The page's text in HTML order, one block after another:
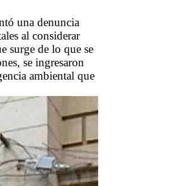
una denuncia
al considerar
surge de lo que se
se ingresaron
ambiental que